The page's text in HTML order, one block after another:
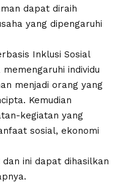
dapat diraih
yang dipengaruhi
Inklusi Sosial
individu
menjadi orang yang
Kemudian
kegiatan yang
sosial, ekonomi
ini dapat dihasilkan